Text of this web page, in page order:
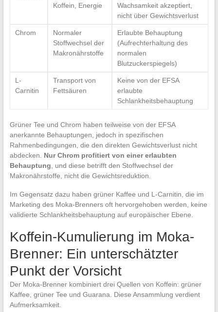
Koffein, Energie
Wachsamkeit akzeptiert,
nicht über Gewichtsverlust
Chrom
Normaler
Stoffwechsel der
Makronährstoffe
Erlaubte Behauptung
(Aufrechterhaltung des
normalen
Blutzuckerspiegels)
L-
Carnitin
Transport von
Fettsäuren
Keine von der EFSA
erlaubte
Schlankheitsbehauptung
Grüner Tee und Chrom haben teilweise von der EFSA
anerkannte Behauptungen, jedoch in spezifischen
Rahmenbedingungen, die den direkten Gewichtsverlust nicht
abdecken. Nur Chrom profitiert von einer erlaubten
Behauptung , und diese betrifft den Stoffwechsel der
Makronährstoffe, nicht die Gewichtsreduktion.
Im Gegensatz dazu haben grüner Kaffee und L-Carnitin, die im
Marketing des Moka-Brenners oft hervorgehoben werden, keine
validierte Schlankheitsbehauptung auf europäischer Ebene.
Koffein-Kumulierung im Moka-
Brenner: Ein unterschätzter
Punkt der Vorsicht
Der Moka-Brenner kombiniert drei Quellen von Koffein: grüner
Kaffee, grüner Tee und Guarana. Diese Ansammlung verdient
Aufmerksamkeit.